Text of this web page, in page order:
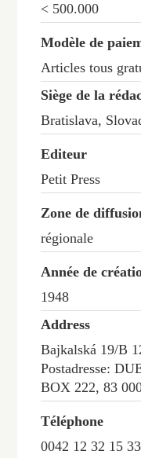
< 500.000
Modèle de
Articles tous
Siège de la
Bratislava,
Editeur
Petit Press
Zone de
régionale
Année de
1948
Address
Bajkalská 19/B
Postadresse:
BOX 222, 83
Téléphone
0042 12 32 15